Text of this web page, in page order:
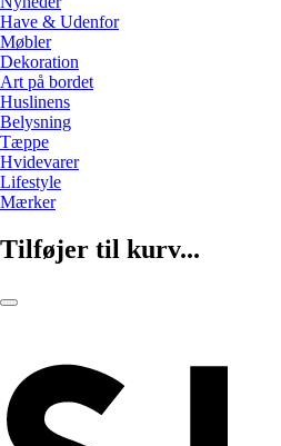
Have & Udenfor
Møbler
Dekoration
Art på bordet
Huslinens
Belysning
Tæppe
Hvidevarer
Lifestyle
Mærker
Tilføjer til kurv...